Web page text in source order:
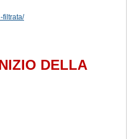
filtrata/
DELLA